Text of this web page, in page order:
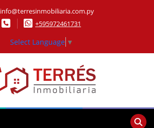
info@terresinmobiliaria.com.py
+595972461731
Select Language ▼